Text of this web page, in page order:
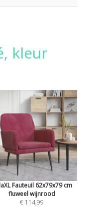
kleur
Fauteuil 62x79x79 cm
fluweel wijnrood
€ 114,99